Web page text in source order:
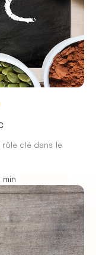
clé dans le
min